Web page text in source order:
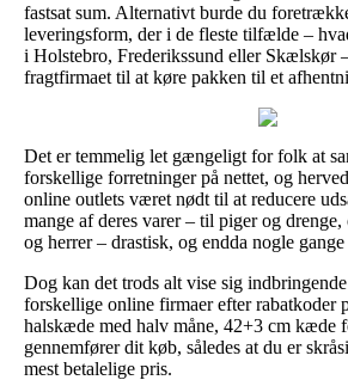
fastsat sum. Alternativt burde du
leveringsform, der i de fleste tilfælde –
i Holstebro, Frederikssund eller Skælskør
fragtfirmaet til at køre pakken til et
Det er temmelig let gængeligt for folk at
forskellige forretninger på nettet, og
online outlets været nødt til at reducere
mange af deres varer – til piger og
og herrer – drastisk, og endda nogle
Dog kan det trods alt vise sig
forskellige online firmaer efter rabatkoder
halskæde med halv måne, 42+3 cm kæde
gennemfører dit køb, således at du er
mest betalelige pris.